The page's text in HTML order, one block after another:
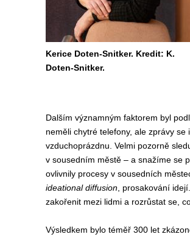
Kerice Doten-Snitker. Kredit: K.
Doten-Snitker.
Dalším významným faktorem byl
neměli chytré telefony, ale zprávy
vzduchoprázdnu. Velmi pozorně
v sousedním městě – a snažíme se
ovlivnily procesy v sousedních
ideational diffusion, prosakování
zakořenit mezi lidmi a rozrůstat se,
Výsledkem bylo téměř 300 let